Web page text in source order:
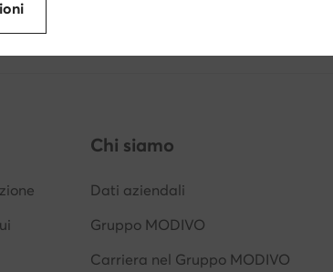
Chi siamo
Dati aziendali
Gruppo MODIVO
Carriera nel Gruppo MODIVO